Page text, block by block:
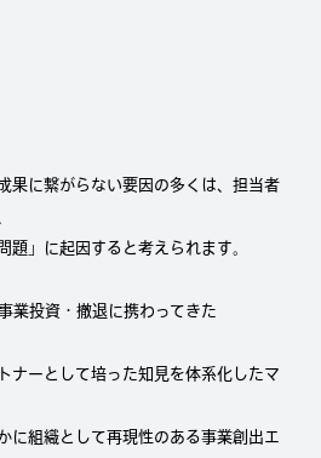
果に繋がらない要因の多くは、担当者
題」に起因すると考えられます。
業投資・撤退に携わってきた
ナーとして培った知見を体系化したマ
に組織として再現性のある事業創出エ